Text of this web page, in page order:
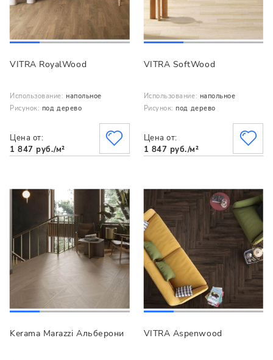
VITRA RoyalWood
Использование: напольное
Рисунок: под дерево
Цена от:
1 847 руб./м²
VITRA SoftWood
Использование: напольное
Рисунок: под дерево
Цена от:
1 847 руб./м²
Kerama Marazzi Альберони VITRA Aspenwood